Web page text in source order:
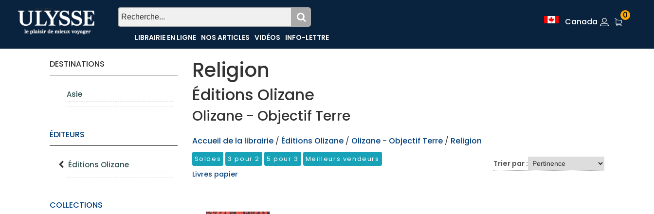
TEST
LIBRAIRIE EN LIGNE NOS ARTICLES VIDÉOS INFO-LETTRE
Canada
0
DESTINATIONS
Asie
ÉDITEURS
Éditions Olizane
COLLECTIONS
Religion
Éditions Olizane
Olizane - Objectif Terre
Accueil de la librairie / Éditions Olizane / Olizane - Objectif Terre / Religion
Soldes 3 pour 2 5 pour 3 Meilleurs vendeurs
Livres papier
Trier par :